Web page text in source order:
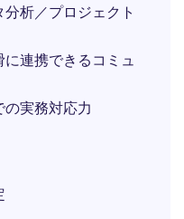
析／プロジェクト
連携できるコミュ
の実務対応力